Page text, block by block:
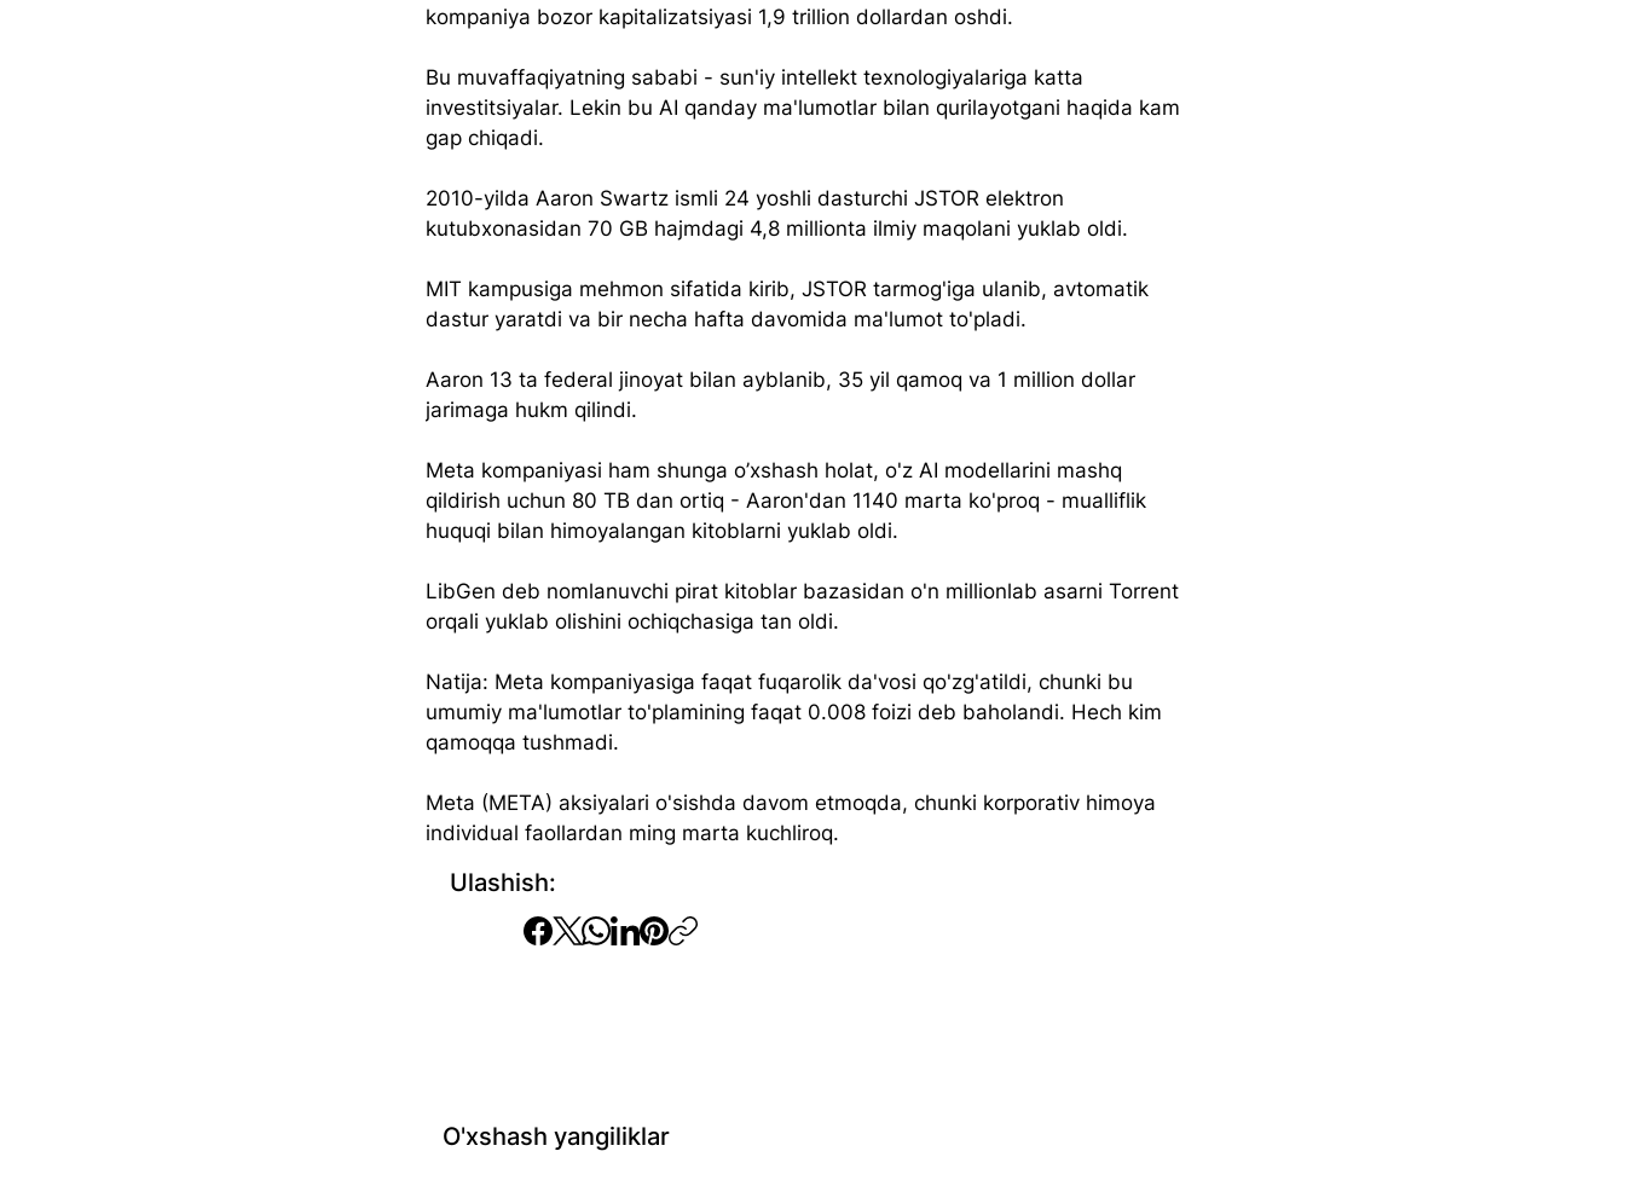
Ulashish:
kompaniya bozor kapitalizatsiyasi 1,9 trillion dollardan oshdi.
Bu muvaffaqiyatning sababi - sun'iy intellekt texnologiyalariga katta
investitsiyalar. Lekin bu AI qanday ma'lumotlar bilan qurilayotgani haqida kam
gap chiqadi.
2010-yilda Aaron Swartz ismli 24 yoshli dasturchi JSTOR elektron
kutubxonasidan 70 GB hajmdagi 4,8 millionta ilmiy maqolani yuklab oldi.
MIT kampusiga mehmon sifatida kirib, JSTOR tarmog'iga ulanib, avtomatik
dastur yaratdi va bir necha hafta davomida ma'lumot to'pladi.
Aaron 13 ta federal jinoyat bilan ayblanib, 35 yil qamoq va 1 million dollar
jarimaga hukm qilindi.
Meta kompaniyasi ham shunga o’xshash holat, o'z AI modellarini mashq
qildirish uchun 80 TB dan ortiq - Aaron'dan 1140 marta ko'proq - mualliflik
huquqi bilan himoyalangan kitoblarni yuklab oldi.
LibGen deb nomlanuvchi pirat kitoblar bazasidan o'n millionlab asarni Torrent
orqali yuklab olishini ochiqchasiga tan oldi.
Natija: Meta kompaniyasiga faqat fuqarolik da'vosi qo'zg'atildi, chunki bu
umumiy ma'lumotlar to'plamining faqat 0.008 foizi deb baholandi. Hech kim
qamoqqa tushmadi.
Meta (META) aksiyalari o'sishda davom etmoqda, chunki korporativ himoya
individual faollardan ming marta kuchliroq.
O'xshash yangiliklar